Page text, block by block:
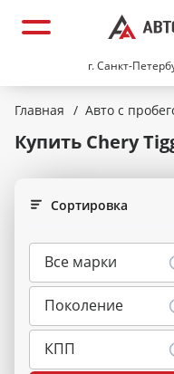
г. Санкт-
Главная / Авто с
Купить Chery
Сортировка
Все марки
Поколение
КПП